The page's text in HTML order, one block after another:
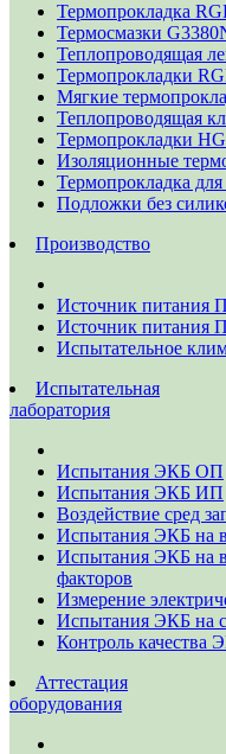
Термопрокладка
Термосмазки
Теплопроводящая
Термопрокладки
Мягкие
Теплопроводящая
Термопрокладки
Изоляционные
Термопрокладка
Подложки без
Производство
Источник питания
Источник питания
Испытательное
Испытательная
лаборатория
Испытания ЭКБ ОП
Испытания ЭКБ ИП
Воздействие сред
Испытания ЭКБ на
Испытания ЭКБ на
факторов
Измерение
Испытания ЭКБ на
Контроль качества
Аттестация
оборудования